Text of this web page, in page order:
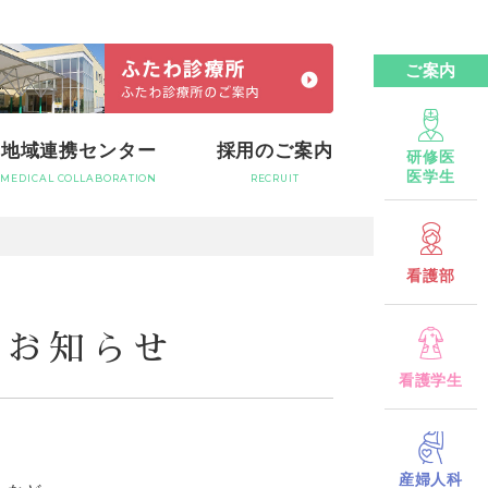
地域連携センター
MEDICAL COLLABORATION
採用のご案内
RECRUIT
知らせ
ご案内
研修医
医学生
看護部
看護学生
産婦人科